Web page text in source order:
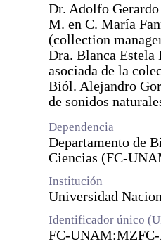
Dr. Adolfo
M. en C. María
(collection
Dra. Blanca Estela
asociada de la
Biól. Alejandro
de sonidos
Dependencia
Departamento de
Ciencias (FC-
Institución
Universidad
Identificador único
FC-